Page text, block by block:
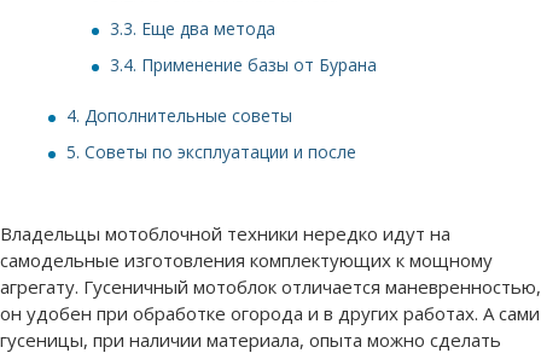
3.3. Еще два метода
3.4. Применение базы от Бурана
4. Дополнительные советы
5. Советы по эксплуатации и после
Владельцы мотоблочной техники нередко идут на
самодельные изготовления комплектующих к мощному
агрегату. Гусеничный мотоблок отличается маневренностью,
он удобен при обработке огорода и в других работах. А сами
гусеницы, при наличии материала, опыта можно сделать